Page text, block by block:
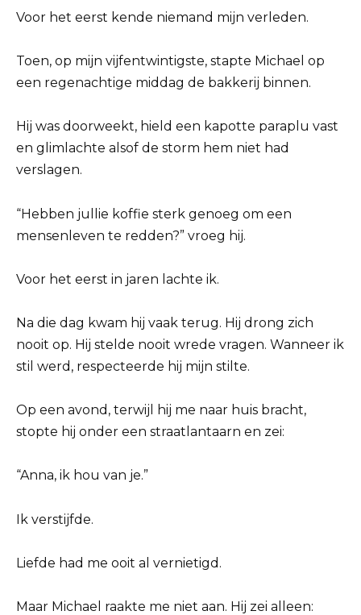
Voor het eerst kende niemand mijn verleden.
Toen, op mijn vijfentwintigste, stapte Michael op
een regenachtige middag de bakkerij binnen.
Hij was doorweekt, hield een kapotte paraplu vast
en glimlachte alsof de storm hem niet had
verslagen.
“Hebben jullie koffie sterk genoeg om een
mensenleven te redden?” vroeg hij.
Voor het eerst in jaren lachte ik.
Na die dag kwam hij vaak terug. Hij drong zich
nooit op. Hij stelde nooit wrede vragen. Wanneer ik
stil werd, respecteerde hij mijn stilte.
Op een avond, terwijl hij me naar huis bracht,
stopte hij onder een straatlantaarn en zei:
“Anna, ik hou van je.”
Ik verstijfde.
Liefde had me ooit al vernietigd.
Maar Michael raakte me niet aan. Hij zei alleen: